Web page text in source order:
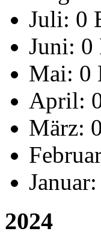
Juli: 0
Juni: 0
Mai: 0
April:
März:
Januar:
2024